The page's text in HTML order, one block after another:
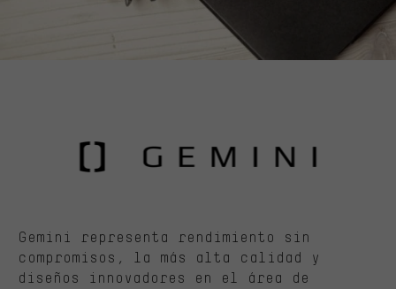
Gemini representa rendimiento sin
compromisos, la más alta calidad y
diseños innovadores en el área de